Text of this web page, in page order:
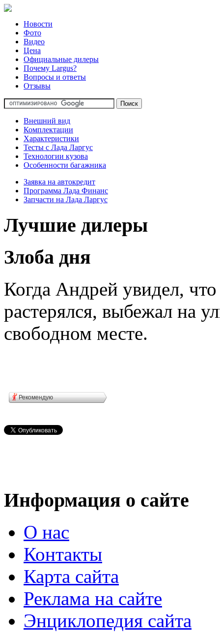
Новости
Фото
Видео
Цена
Официальные дилеры
Почему Largus?
Вопросы и ответы
Отзывы
Внешний вид
Комплектации
Характеристики
Тесты с Лада Ларгус
Технологии кузова
Особенности багажника
Заявка на автокредит
Программа Лада Финанс
Запчасти на Лада Ларгус
Лучшие дилеры
Злоба дня
Когда Андрей увидел,
растерялся, выбежал на
свободном месте.
Рекомендую
Информация о сайте
О нас
Контакты
Карта сайта
Реклама на сайте
Энциклопедия сайта